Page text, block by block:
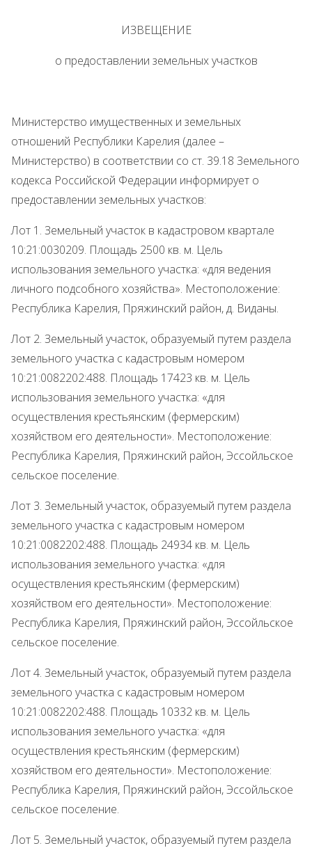
ИЗВЕЩЕНИЕ
о предоставлении земельных участков
Министерство имущественных и земельных
отношений Республики Карелия (далее –
Министерство) в соответствии со ст. 39.18 Земельного
кодекса Российской Федерации информирует о
предоставлении земельных участков:
Лот 1. Земельный участок в кадастровом квартале
10:21:0030209. Площадь 2500 кв. м. Цель
использования земельного участка: «для ведения
личного подсобного хозяйства». Местоположение:
Республика Карелия, Пряжинский район, д. Виданы.
Лот 2. Земельный участок, образуемый путем раздела
земельного участка с кадастровым номером
10:21:0082202:488. Площадь 17423 кв. м. Цель
использования земельного участка: «для
осуществления крестьянским (фермерским)
хозяйством его деятельности». Местоположение:
Республика Карелия, Пряжинский район, Эссойльское
сельское поселение.
Лот 3. Земельный участок, образуемый путем раздела
земельного участка с кадастровым номером
10:21:0082202:488. Площадь 24934 кв. м. Цель
использования земельного участка: «для
осуществления крестьянским (фермерским)
хозяйством его деятельности». Местоположение:
Республика Карелия, Пряжинский район, Эссойльское
сельское поселение.
Лот 4. Земельный участок, образуемый путем раздела
земельного участка с кадастровым номером
10:21:0082202:488. Площадь 10332 кв. м. Цель
использования земельного участка: «для
осуществления крестьянским (фермерским)
хозяйством его деятельности». Местоположение:
Республика Карелия, Пряжинский район, Эссойльское
сельское поселение.
Лот 5. Земельный участок, образуемый путем раздела